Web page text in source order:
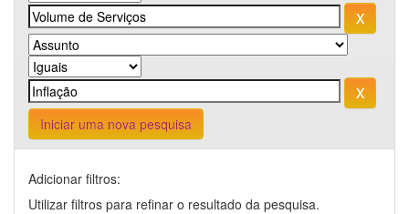
Iniciar uma nova pesquisa
Adicionar filtros:
Utilizar filtros para refinar o resultado da pesquisa.